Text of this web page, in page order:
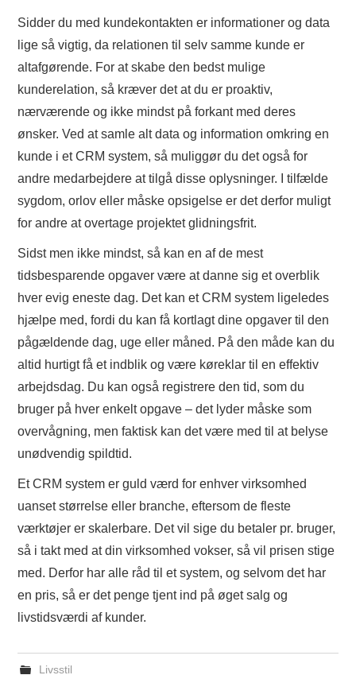
Sidder du med kundekontakten er informationer og data
lige så vigtig, da relationen til selv samme kunde er
altafgørende. For at skabe den bedst mulige
kunderelation, så kræver det at du er proaktiv,
nærværende og ikke mindst på forkant med deres
ønsker. Ved at samle alt data og information omkring en
kunde i et CRM system, så muliggør du det også for
andre medarbejdere at tilgå disse oplysninger. I tilfælde
sygdom, orlov eller måske opsigelse er det derfor muligt
for andre at overtage projektet glidningsfrit.
Sidst men ikke mindst, så kan en af de mest
tidsbesparende opgaver være at danne sig et overblik
hver evig eneste dag. Det kan et CRM system ligeledes
hjælpe med, fordi du kan få kortlagt dine opgaver til den
pågældende dag, uge eller måned. På den måde kan du
altid hurtigt få et indblik og være køreklar til en effektiv
arbejdsdag. Du kan også registrere den tid, som du
bruger på hver enkelt opgave – det lyder måske som
overvågning, men faktisk kan det være med til at belyse
unødvendig spildtid.
Et CRM system er guld værd for enhver virksomhed
uanset størrelse eller branche, eftersom de fleste
værktøjer er skalerbare. Det vil sige du betaler pr. bruger,
så i takt med at din virksomhed vokser, så vil prisen stige
med. Derfor har alle råd til et system, og selvom det har
en pris, så er det penge tjent ind på øget salg og
livstidsværdi af kunder.
Livsstil